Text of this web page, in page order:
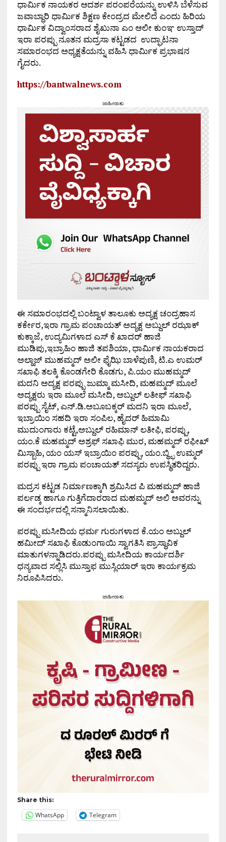
ಧಾರ್ಮಿಕ ನಾಯಕರ ಆದರ್ಶ ಪರಂಪರೆಯನ್ನು ಉಳಿಸಿ ಬೆಳೆಸುವ
ಜವಾಬ್ಧಾರಿ ಧಾರ್ಮಿಕ ಶಿಕ್ಷಣ ಕೇಂದ್ರದ ಮೇಲಿದೆ ಎಂದು ಹಿರಿಯ
ಧಾರ್ಮಿಕ ವಿದ್ವಾಂಸರಾದ ಶೈಖುನಾ ಎಂ ಆಲೀ ಕುಂಞ ಉಸ್ತಾದ್
ಇರಾ ಪರಪ್ಪು ನೂತನ ಮದ್ರಸಾ ಕಟ್ಟಡದ ಉದ್ಘಾಟನಾ
ಸಮಾರಂಭದ ಅಧ್ಯಕ್ಷತೆಯನ್ನು ವಹಿಸಿ ಧಾರ್ಮಿಕ ಪ್ರಭಾಷನ
ಗೈದರು.
https://bantwalnews.com
ಜಾಹೀರಾತು
ಈ ಸಮಾರಂಭದಲ್ಲಿ ಬಂಟ್ವಾಳ ತಾಲೂಕು ಅದ್ಯಕ್ಷ ಚಂದ್ರಹಾಸ
ಕರ್ಕೇರ,ಇರಾ ಗ್ರಾಮ ಪಂಚಾಯತ್ ಅದ್ಯಕ್ಷ ಅಬ್ದುಲ್ ರಝಾಕ್
ಕುಕ್ಕಾಜೆ, ಉದ್ಯಮಿಗಳಾದ ಎಸ್ ಕೆ ಖಾದರ್ ಹಾಜಿ
ಮುಡಿಪು,ಇಬ್ರಾಹಿಂ ಹಾಜಿ ತಪಶಿಯಾ, ಧಾರ್ಮಿಕ ನಾಯಕರಾದ
ಅಲ್ಹಾಜ್ ಮುಹಮ್ಮದ್ ಅಲೀ ಫೈಝಿ ಬಾಳೆಪುಣಿ, ಟಿ.ಎ ಉಮರ್
ಸಖಾಫಿ ತಲಕ್ಕಿ ಕೊಂಡಗೇರಿ ಕೊಡಗು, ಪಿ.ಯಂ ಮುಹಮ್ಮದ್
ಮದನಿ ಅದ್ಯಕ್ಷ ಪರಪ್ಪು ಜುಮ್ಮಾ ಮಸೀದಿ, ಮಹಮ್ಮದ್ ಮೂಲೆ
ಅದ್ಯಕ್ಷರು ಇರಾ ಮೂಲೆ ಮಸೀದಿ, ಅಬ್ದುಲ್ ಲತೀಫ್ ಸಖಾಫಿ
ಪರಪ್ಪು ಸೈಟ್, ಎನ್.ಡಿ.ಅಬೂಬಕ್ಕರ್ ಮದನಿ ಇರಾ ಮೂಲೆ,
ಇಬ್ರಾಯಿಂ ಸಹದಿ ಇರಾ ಸಂಪಿಲ, ಹೈದರ್ ಹಿಮಾಮಿ
ಮುದುಂಗಾರು ಕಟ್ಟೆ,ಅಬ್ದುಲ್ ರಹಿಮಾನ್ ಲತೀಫಿ, ಪರಪ್ಪು,
ಯಂ.ಕೆ ಮಹಮ್ಮದ್ ಅಶ್ರಫ್ ಸಖಾಫಿ ಮುರ, ಮಹಮ್ಮದ್ ರಫೀಖ್
ಮಿಸ್ಬಾಹಿ, ಯಂ ಯಸ್ ಇಬ್ರಾಯಿಂ ಪರಪ್ಪು, ಯಂ.ಬ್ಥ್ಭಿ ಉಮ್ಮರ್
ಪರಪ್ಪು ಇರಾ ಗ್ರಾಮ ಪಂಚಾಯತ್ ಸದಸ್ಯರು ಉಪಸ್ಥಿತರಿದ್ದರು.
ಮದ್ರಸ ಕಟ್ಟಡ ನಿರ್ಮಾಣಕ್ಕಾಗಿ ಶ್ರಮಿಸಿದ ಪಿ ಮಹಮ್ಮದ್ ಹಾಜಿ
ಪರ್ಲಡ್ಕ ಹಾಗೂ ಗುತ್ತಿಗೆದಾರರಾದ ಮಹಮ್ಮದ್ ಅಲಿ ಅವರನ್ನು
ಈ ಸಂದರ್ಭದಲ್ಲಿ ಸನ್ಮಾನಿಸಲಾಯಿತು.
ಪರಪ್ಪು ಮಸೀದಿಯ ಧರ್ಮ ಗುರುಗಳಾದ ಕೆ.ಯಂ ಅಬ್ದುಲ್
ಹಮೀದ್ ಸಖಾಫಿ ಕೊಡುಂಗಾಯಿ ಸ್ವಾಗತಿಸಿ ಪ್ರಾಸ್ಥಾವಿಕ
ಮಾತುಗಳನ್ನಾಡಿದರು.ಪರಪ್ಪು ಮಸೀದಿಯ ಕಾರ್ಯದರ್ಶಿ
ಧನ್ಯವಾದ ಸಲ್ಲಿಸಿ ಮುಸ್ತಾಫ ಮುಸ್ಲಿಯಾರ್ ಇರಾ ಕಾರ್ಯಕ್ರಮ
ನಿರೂಪಿಸಿದರು.
ಜಾಹೀರಾತು
Share this:
WhatsApp Telegram